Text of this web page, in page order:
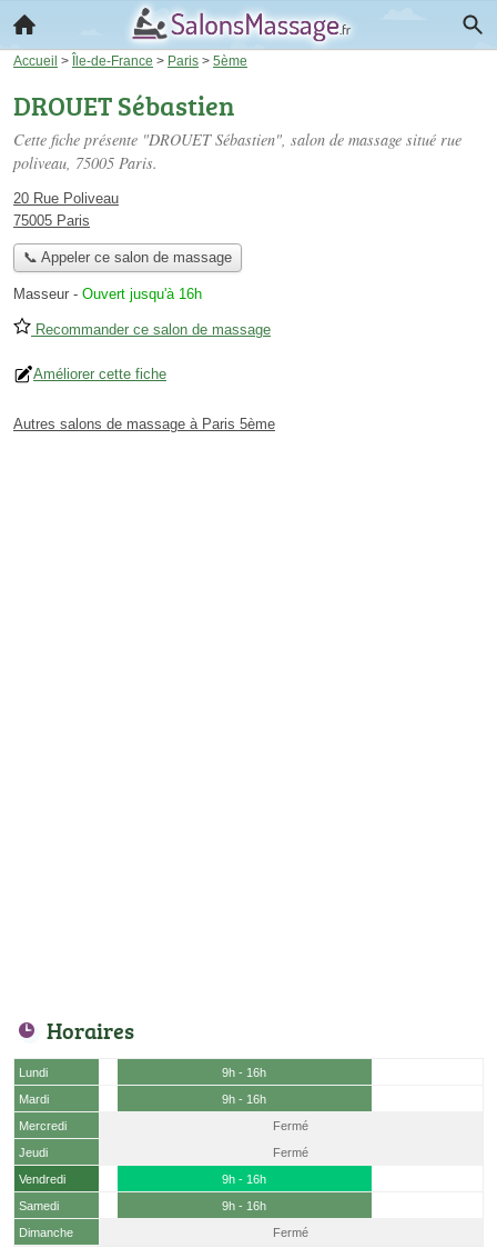
Accueil > Île-de-France > Paris > 5ème
DROUET Sébastien
Cette fiche présente "DROUET Sébastien", salon de massage situé rue
poliveau, 75005 Paris.
20 Rue Poliveau
75005 Paris
📞 Appeler ce salon de massage
Masseur - Ouvert jusqu'à 16h
Recommander ce salon de massage
Améliorer cette fiche
Autres salons de massage à Paris 5ème
Horaires
Lundi
9h - 16h
Mardi
9h - 16h
Mercredi
Fermé
Jeudi
Fermé
Vendredi
9h - 16h
Samedi
9h - 16h
Dimanche
Fermé